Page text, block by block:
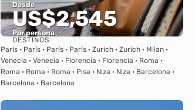
Desde
US$2,545
Por persona
Ver
DESTINOS
París · París · París · París · Zurich · Zurich · Milan ·
Venecia · Venecia · Florencia · Florencia · Roma ·
Roma · Roma · Roma · Pisa · Niza · Niza · Barcelona ·
Barcelona · Barcelona